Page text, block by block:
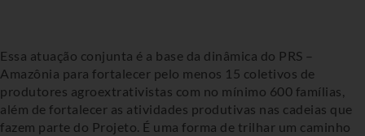
Essa atuação conjunta é a base da dinâmica do PRS –
Amazônia para fortalecer pelo menos 15 coletivos de
produtores agroextrativistas com no mínimo 600 famílias,
além de fortalecer as atividades produtivas nas cadeias que
fazem parte do Projeto. É uma forma de trilhar um caminho